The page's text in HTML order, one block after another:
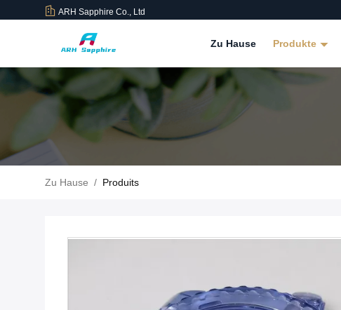
ARH Sapphire Co., Ltd
Zu Hause Produkte
Zu Hause / Produits